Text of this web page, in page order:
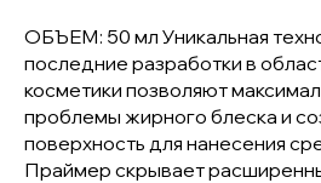
ОБЪЕМ: 50 мл Уникальная
последние разработки в
косметики позволяют
проблемы жирного блеска и
поверхность для нанесения
Праймер скрывает